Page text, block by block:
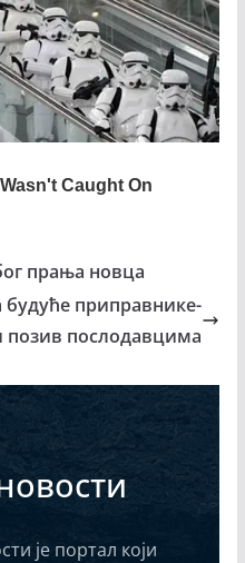
прања новца
приправнике-
позив послодавцима
је портал који